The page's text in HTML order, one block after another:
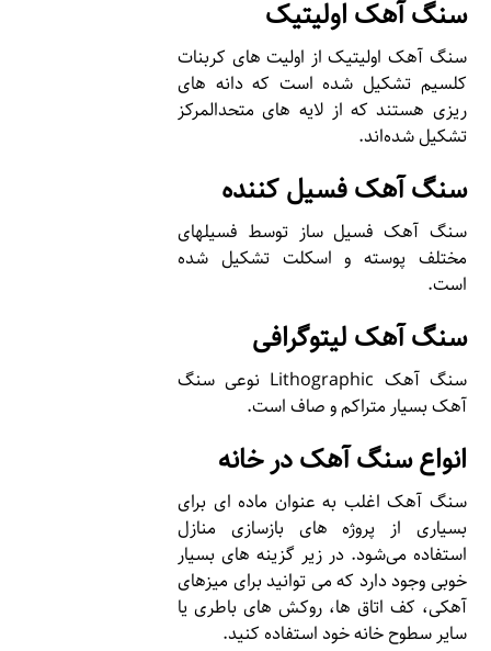
سنگ آهک اولیتیک
سنگ آهک اولیتیک از اولیت های کربنات
کلسیم تشکیل شده است که دانه های
ریزی هستند که از لایه های متحدالمرکز
تشکیل شده‌اند.
سنگ آهک فسیل کننده
سنگ آهک فسیل ساز توسط فسیلهای
مختلف پوسته و اسکلت تشکیل شده
است.
سنگ آهک لیتوگرافی
سنگ آهک Lithographic نوعی سنگ
آهک بسیار متراکم و صاف است.
انواع سنگ آهک در خانه
سنگ آهک اغلب به عنوان ماده ای برای
بسیاری از پروژه های بازسازی منازل
استفاده می‌شود. در زیر گزینه های بسیار
خوبی وجود دارد که می توانید برای میزهای
آهکی، کف اتاق ها، روکش های باطری یا
سایر سطوح خانه خود استفاده کنید.